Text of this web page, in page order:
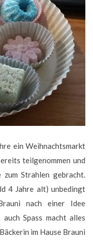
ein Weihnachtsmarkt
teilgenommen und
zum Strahlen gebracht.
4 Jahre alt) unbedingt
nach einer Idee
Spass macht alles
im Hause Brauni